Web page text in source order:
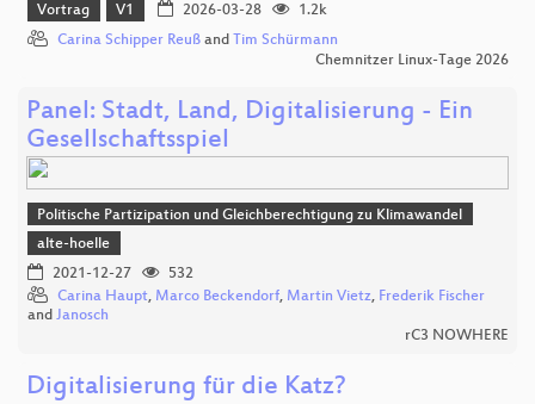
Vortrag V1 2026-03-28
1.2k
Carina Schipper Reuß and Tim Schürmann
Chemnitzer Linux-Tage 2026
Panel: Stadt, Land, Digitalisierung - Ein
Gesellschaftsspiel
Politische Partizipation und Gleichberechtigung zu Klimawandel
alte-hoelle
2021-12-27
532
Carina Haupt, Marco Beckendorf, Martin Vietz, Frederik Fischer
and Janosch
rC3 NOWHERE
Digitalisierung für die Katz?